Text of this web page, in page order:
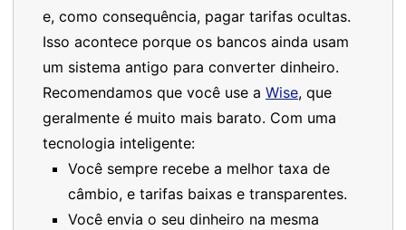
e, como consequência, pagar tarifas ocultas.
Isso acontece porque os bancos ainda usam
um sistema antigo para converter dinheiro.
Recomendamos que você use a Wise, que
geralmente é muito mais barato. Com uma
tecnologia inteligente:
Você sempre recebe a melhor taxa de
câmbio, e tarifas baixas e transparentes.
Você envia o seu dinheiro na mesma